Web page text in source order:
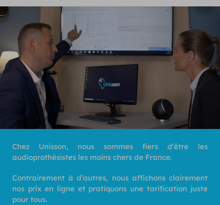
Chez Unisson, nous sommes fiers d’être les
audioprothésistes les moins chers de France.
Contrairement à d’autres, nous affichons clairement
nos prix en ligne et pratiquons une tarification juste
pour tous.